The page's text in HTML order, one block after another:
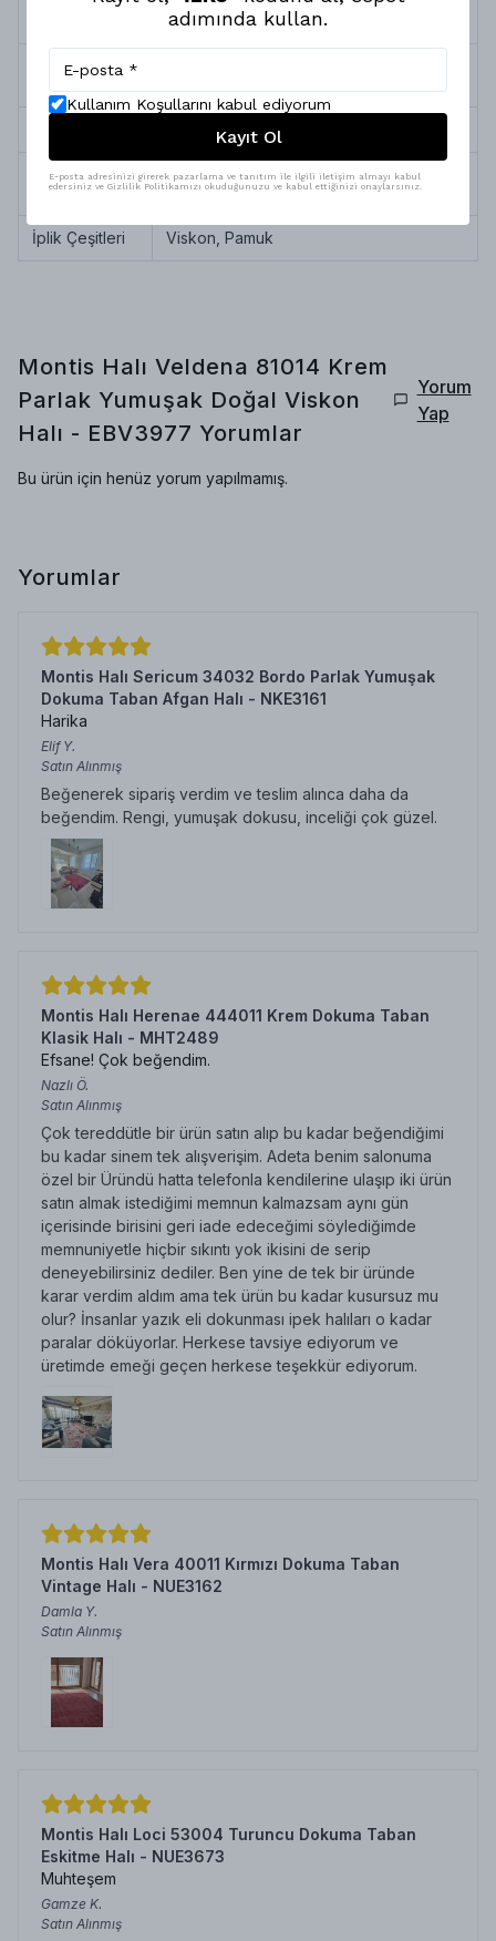
10 İş Günü
Halının Saçak
Doğal İplik Dokuma Viskon Halı
Yıkama &
Bakım
Robot Süpürge, Silinebilir ve
Profesyonel Temizlik
İplik Çeşitleri Viskon, Pamuk
Montis Halı Veldena 81014 Krem
Parlak Yumuşak Doğal Viskon
Halı - EBV3977 Yorumlar
Yorum
Yap
Bu ürün için henüz yorum yapılmamış.
Yorumlar
Montis Halı Sericum 34032 Bordo Parlak Yumuşak
Dokuma Taban Afgan Halı - NKE3161
Harika
Elif Y.
Satın Alınmış
Beğenerek sipariş verdim ve teslim alınca daha da
beğendim. Rengi, yumuşak dokusu, inceliği çok güzel.
Montis Halı Herenae 444011 Krem Dokuma Taban
Klasik Halı - MHT2489
Efsane! Çok beğendim.
Nazlı Ö.
Satın Alınmış
Çok tereddütle bir ürün satın alıp bu kadar beğendiğimi
bu kadar sinem tek alışverişim. Adeta benim salonuma
özel bir Üründü hatta telefonla kendilerine ulaşıp iki ürün
satın almak istediğimi memnun kalmazsam aynı gün
içerisinde birisini geri iade edeceğimi söylediğimde
memnuniyetle hiçbir sıkıntı yok ikisini de serip
deneyebilirsiniz dediler. Ben yine de tek bir üründe
karar verdim aldım ama tek ürün bu kadar kusursuz mu
olur? İnsanlar yazık eli dokunması ipek halıları o kadar
paralar döküyorlar. Herkese tavsiye ediyorum ve
üretimde emeği geçen herkese teşekkür ediyorum.
Montis Halı Vera 40011 Kırmızı Dokuma Taban
Vintage Halı - NUE3162
Damla Y.
Satın Alınmış
Montis Halı Loci 53004 Turuncu Dokuma Taban
Eskitme Halı - NUE3673
Muhteşem
Gamze K.
Satın Alınmış
adımında kullan.
Kullanım Koşullarını kabul ediyorum
Kayıt Ol
E-posta adresinizi girerek pazarlama ve tanıtım ile ilgili iletişim almayı kabul
edersiniz ve Gizlilik Politikamızı okuduğunuzu ve kabul ettiğinizi onaylarsınız.